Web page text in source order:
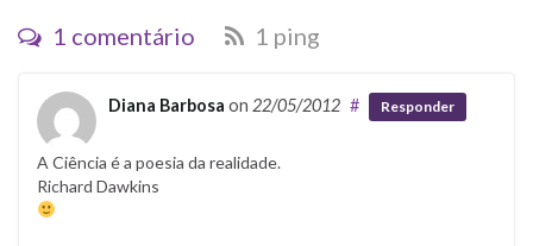
1 comentário 1 ping
Diana Barbosa on 22/05/2012 # Responder
A Ciência é a poesia da realidade.
Richard Dawkins